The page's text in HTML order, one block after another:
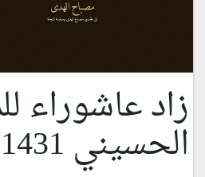
زاد عاشوراء
الحسيني 1431 هـ